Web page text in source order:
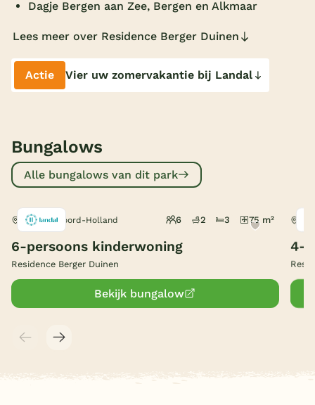
Keuzehulp
Bestemmingen
Texel
Limburg
Duitsland
België
Dagje Bergen aan Zee, Bergen en Alkmaar
Lees meer over Residence Berger Duinen
Actie Vier uw zomervakantie bij Landal
Bungalows
Alle bungalows van dit park
Schoorl, Noord-Holland 6 2 3 75 m²
6-persoons kinderwoning
Residence Berger Duinen
Bekijk bungalow
4-